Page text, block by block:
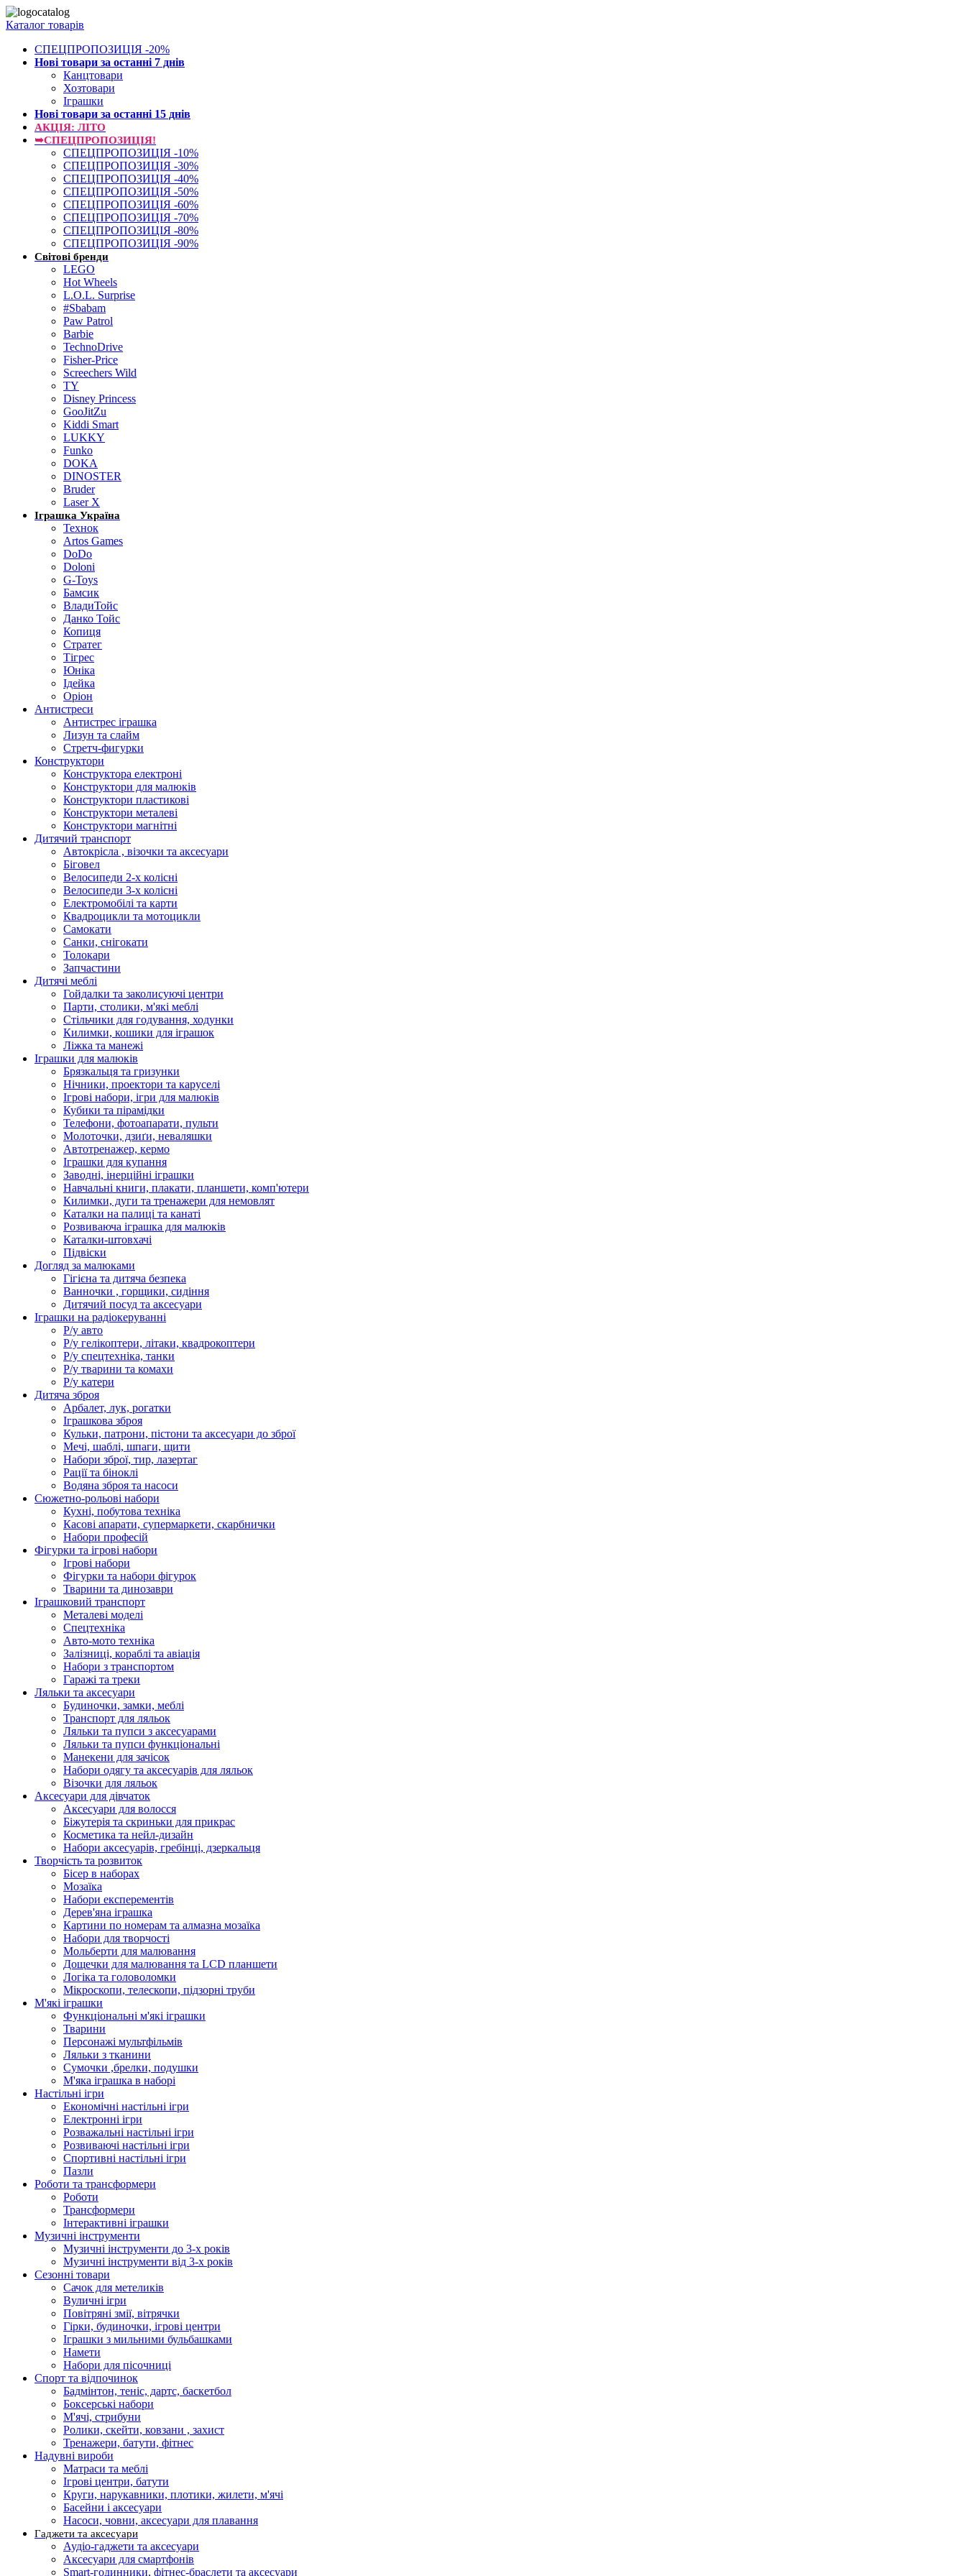
Каталог товарів
СПЕЦПРОПОЗИЦІЯ -20%
Нові товари за останнi 7 днiв
Канцтовари
Хозтовари
Іграшки
Нові товари за останнi 15 днiв
АКЦІЯ: ЛІТО
➥СПЕЦПРОПОЗИЦІЯ!
СПЕЦПРОПОЗИЦІЯ -10%
СПЕЦПРОПОЗИЦІЯ -30%
СПЕЦПРОПОЗИЦІЯ -40%
СПЕЦПРОПОЗИЦІЯ -50%
СПЕЦПРОПОЗИЦІЯ -60%
СПЕЦПРОПОЗИЦІЯ -70%
СПЕЦПРОПОЗИЦІЯ -80%
СПЕЦПРОПОЗИЦІЯ -90%
Світові бренди
LEGO
Hot Wheels
L.O.L. Surprise
#Sbabam
Paw Patrol
Barbie
TechnoDrive
Fisher-Price
Screechers Wild
TY
Disney Princess
GooJitZu
Kiddi Smart
LUKKY
Funko
DOKA
DINOSTER
Bruder
Laser X
Іграшка Україна
Технок
Artos Games
DoDo
Doloni
G-Toys
Бамсик
ВладиТойс
Данко Тойс
Копиця
Стратег
Тігрес
Юніка
Ідейка
Оріон
Антистреси
Антистрес іграшка
Лизун та слайм
Стретч-фигурки
Конструктори
Конструктора електроні
Конструктори для малюків
Конструктори пластикові
Конструктори металеві
Конструктори магнітні
Дитячий транспорт
Автокрісла , візочки та аксесуари
Біговел
Велосипеди 2-х колісні
Велосипеди 3-х колісні
Електромобілі та карти
Квадроцикли та мотоцикли
Самокати
Санки, снігокати
Толокари
Запчастини
Дитячі меблі
Гойдалки та заколисуючі центри
Парти, столики, м'які меблі
Стільчики для годування, ходунки
Килимки, кошики для іграшок
Ліжка та манежі
Іграшки для малюків
Брязкальця та гризунки
Нічники, проектори та каруселі
Ігрові набори, ігри для малюків
Кубики та пірамідки
Телефони, фотоапарати, пульти
Молоточки, дзиґи, неваляшки
Автотренажер, кермо
Іграшки для купання
Заводні, інерційні іграшки
Навчальні книги, плакати, планшети, комп'ютери
Килимки, дуги та тренажери для немовлят
Каталки на палиці та канаті
Розвиваюча іграшка для малюків
Каталки-штовхачі
Підвіски
Догляд за малюками
Гігієна та дитяча безпека
Ванночки , горщики, сидіння
Дитячий посуд та аксесуари
Іграшки на радіокеруванні
Р/у авто
Р/у гелікоптери, літаки, квадрокоптери
Р/у спецтехніка, танки
Р/у тварини та комахи
Р/у катери
Дитяча зброя
Арбалет, лук, рогатки
Іграшкова зброя
Кульки, патрони, пістони та аксесуари до зброї
Мечі, шаблі, шпаги, щити
Набори зброї, тир, лазертаг
Рації та біноклі
Водяна зброя та насоси
Сюжетно-рольові набори
Кухні, побутова техніка
Касові апарати, супермаркети, скарбнички
Набори професій
Фігурки та ігрові набори
Ігрові набори
Фігурки та набори фігурок
Тварини та динозаври
Іграшковий транспорт
Металеві моделі
Спецтехніка
Авто-мото техніка
Залізниці, кораблі та авіація
Набори з транспортом
Гаражі та треки
Ляльки та аксесуари
Будиночки, замки, меблі
Транспорт для ляльок
Ляльки та пупси з аксесуарами
Ляльки та пупси функціональні
Манекени для зачісок
Набори одягу та аксесуарів для ляльок
Візочки для ляльок
Аксесуари для дівчаток
Аксесуари для волосся
Біжутерія та скриньки для прикрас
Косметика та нейл-дизайн
Набори аксесуарів, гребінці, дзеркальця
Творчість та розвиток
Бісер в наборах
Мозаїка
Набори експерементів
Дерев'яна іграшка
Картини по номерам та алмазна мозаїка
Набори для творчості
Мольберти для малювання
Дощечки для малювання та LCD планшети
Логіка та головоломки
Мікроскопи, телескопи, підзорні труби
М'які іграшки
Функціональні м'які іграшки
Тварини
Персонажі мультфільмів
Ляльки з тканини
Сумочки ,брелки, подушки
М'яка іграшка в наборі
Настільні ігри
Економічні настільні ігри
Електронні ігри
Розважальні настільні ігри
Розвиваючі настільні ігри
Спортивні настільні ігри
Пазли
Роботи та трансформери
Роботи
Трансформери
Інтерактивні іграшки
Музичні інструменти
Музичні інструменти до 3-х років
Музичні інструменти від 3-х років
Сезонні товари
Сачок для метеликів
Вуличні ігри
Повітряні змії, вітрячки
Гірки, будиночки, ігрові центри
Іграшки з мильними бульбашками
Намети
Набори для пісочниці
Спорт та відпочинок
Бадмінтон, теніс, дартс, баскетбол
Боксерські набори
М'ячі, стрибуни
Ролики, скейти, ковзани , захист
Тренажери, батути, фітнес
Надувні вироби
Матраси та меблі
Ігрові центри, батути
Круги, нарукавники, плотики, жилети, м'ячі
Басейни і аксесуари
Насоси, човни, аксесуари для плавання
Гаджети та аксесуари
Аудіо-гаджети та аксесуари
Аксесуари для смартфонів
Smart-годинники, фітнес-браслети та аксесуари